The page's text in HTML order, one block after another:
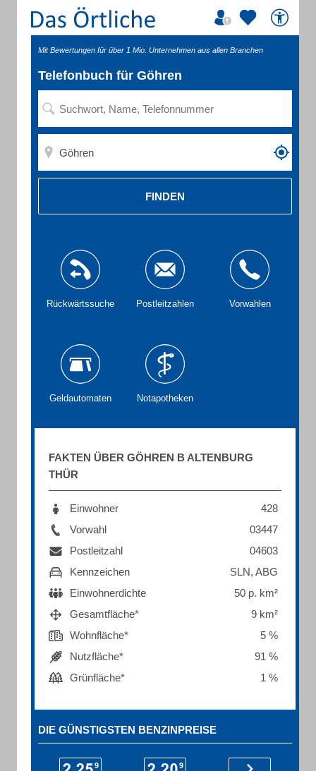
Mit Bewertungen für über 1 Mio. Unternehmen aus allen Branchen
Telefonbuch für Göhren
FINDEN
Rückwärtssuche Postleitzahlen Vorwahlen
Geldautomaten Notapotheken
FAKTEN ÜBER GÖHREN B ALTENBURG
THÜR
Einwohner
428
Vorwahl
03447
Postleitzahl
04603
Kennzeichen
SLN, ABG
Einwohnerdichte
50 p. km²
Gesamtfläche*
9 km²
Wohnfläche*
5 %
Nutzfläche*
91 %
Grünfläche*
1 %
DIE GÜNSTIGSTEN BENZINPREISE